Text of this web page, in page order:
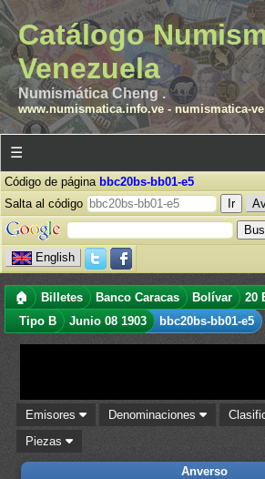
Catálogo
Venezuela
Numismática Cheng .
www.numismatica.info.ve- numismatica-
☰
Código de página bbc20bs-bb01-e5
Salta al código
English
🏠 Billetes Banco Caracas Bolívar 20
Tipo B
Junio 08 1903 bbc20bs-bb01-e5
Emisores Denominaciones
Piezas
Anverso